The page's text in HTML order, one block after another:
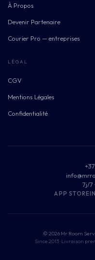
À Propos
Devenir Partenaire
Courier Pro — entreprises
LÉGAL
CGV
Mentions Légales
Confidentialité
7j/7
APP STORE
© 2026 Mr Room
Since 2013 · Livraison